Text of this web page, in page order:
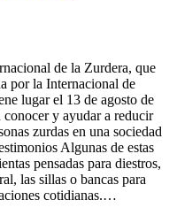
de la Zurdera, que
por la Internacional de
lugar el 13 de agosto de
conocer y ayudar a reducir
zurdas en una sociedad
Algunas de estas
pensadas para diestros,
las sillas o bancas para
cotidianas.…